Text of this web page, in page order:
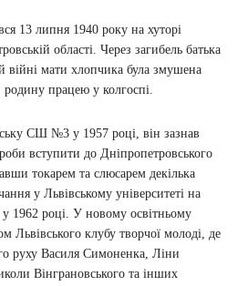
13 липня 1940 року на хуторі
області. Через загибель батька
війні мати хлопчика була змушена
родину працею у колгоспі.
СШ №3 у 1957 році, він зазнав
вступити до Дніпропетровського
токарем та слюсарем декілька
у Львівському університеті на
у 1962 році. У новому освітньому
Львівського клубу творчої молоді, де
руху Василя Симоненка, Ліни
Вінграновського та інших